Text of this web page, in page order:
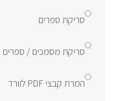
סריקת ספרים
סריקת מסמכים / ספרים
המרת קבצי PDF לוורד